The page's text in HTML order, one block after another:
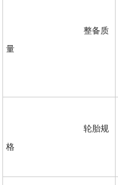
				整备质
量
				轮胎规
格